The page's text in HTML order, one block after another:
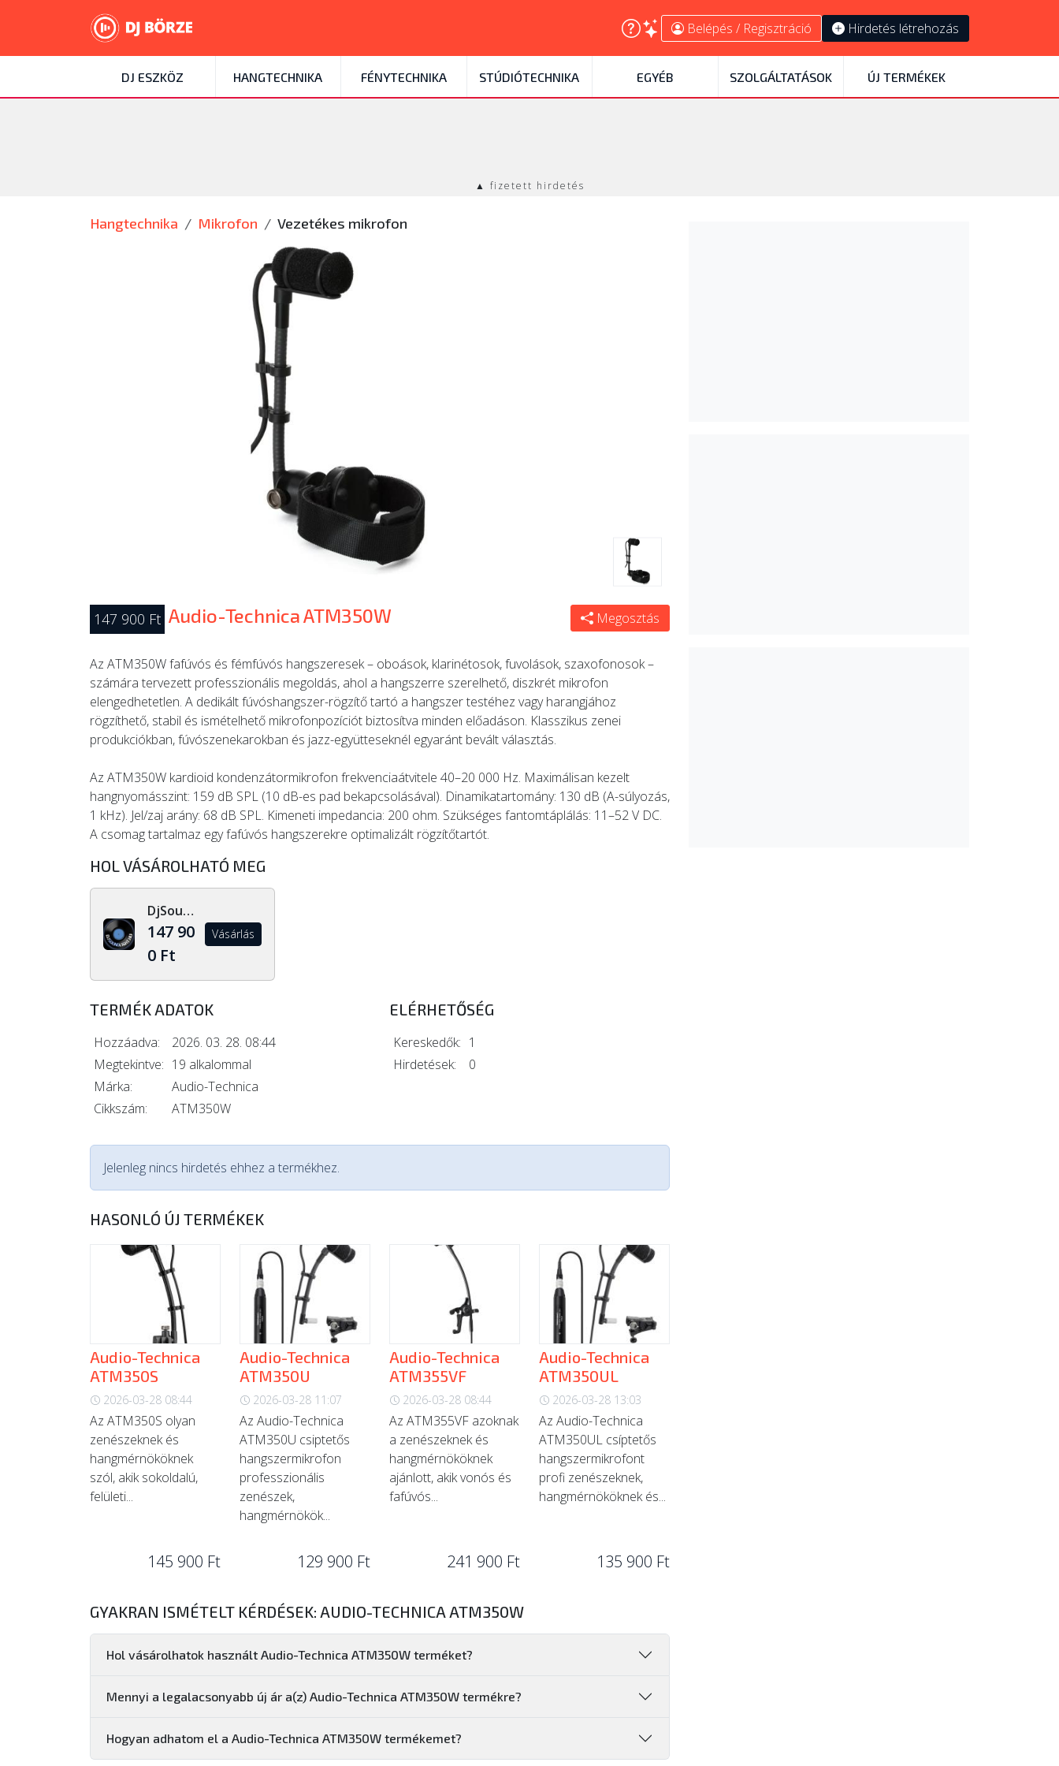
Belépés / Regisztráció Hirdetés létrehozás
DJ ESZKÖZ HANGTECHNIKA FÉNYTECHNIKA STÚDIÓTECHNIKA EGYÉB SZOLGÁLTATÁSOK ÚJ TERMÉKEK
▲ fizetett hirdetés
Hangtechnika Mikrofon Vezetékes mikrofon
147 900 Ft Audio-Technica ATM350W Megosztás
Az ATM350W fafúvós és fémfúvós hangszeresek – oboások, klarinétosok, fuvolások, szaxofonosok –
számára tervezett professzionális megoldás, ahol a hangszerre szerelhető, diszkrét mikrofon
elengedhetetlen. A dedikált fúvóshangszer-rögzítő tartó a hangszer testéhez vagy harangjához
rögzíthető, stabil és ismételhető mikrofonpozíciót biztosítva minden előadáson. Klasszikus zenei
produkciókban, fúvószenekarokban és jazz-együtteseknél egyaránt bevált választás.
Az ATM350W kardioid kondenzátormikrofon frekvenciaátvitele 40–20 000 Hz. Maximálisan kezelt
hangnyomásszint: 159 dB SPL (10 dB-es pad bekapcsolásával). Dinamikatartomány: 130 dB (A-súlyozás,
1 kHz). Jel/zaj arány: 68 dB SPL. Kimeneti impedancia: 200 ohm. Szükséges fantomtáplálás: 11–52 V DC.
A csomag tartalmaz egy fafúvós hangszerekre optimalizált rögzítőtartót.
HOL VÁSÁROLHATÓ MEG
DjSoundLight.hu
147 90
0 Ft
Vásárlás
TERMÉK ADATOK
Hozzáadva:
2026. 03. 28. 08:44
Megtekintve: 19 alkalommal
Márka:
Audio-Technica
Cikkszám:
ATM350W
ELÉRHETŐSÉG
Kereskedők: 1
Hirdetések:
0
Jelenleg nincs hirdetés ehhez a termékhez.
HASONLÓ ÚJ TERMÉKEK
Audio-Technica
ATM350S
2026-03-28 08:44
Az ATM350S olyan
zenészeknek és
hangmérnököknek
szól, akik sokoldalú,
felületi...
145 900 Ft
Audio-Technica
ATM350U
2026-03-28 11:07
Az Audio-Technica
ATM350U csiptetős
hangszermikrofon
professzionális
zenészek,
hangmérnökök...
129 900 Ft
Audio-Technica
ATM355VF
2026-03-28 08:44
Az ATM355VF azoknak
a zenészeknek és
hangmérnököknek
ajánlott, akik vonós és
fafúvós...
241 900 Ft
Audio-Technica
ATM350UL
2026-03-28 13:03
Az Audio-Technica
ATM350UL csíptetős
hangszermikrofont
profi zenészeknek,
hangmérnököknek és...
135 900 Ft
GYAKRAN ISMÉTELT KÉRDÉSEK: AUDIO-TECHNICA ATM350W
Hol vásárolhatok használt Audio-Technica ATM350W terméket?
Mennyi a legalacsonyabb új ár a(z) Audio-Technica ATM350W termékre?
Hogyan adhatom el a Audio-Technica ATM350W termékemet?